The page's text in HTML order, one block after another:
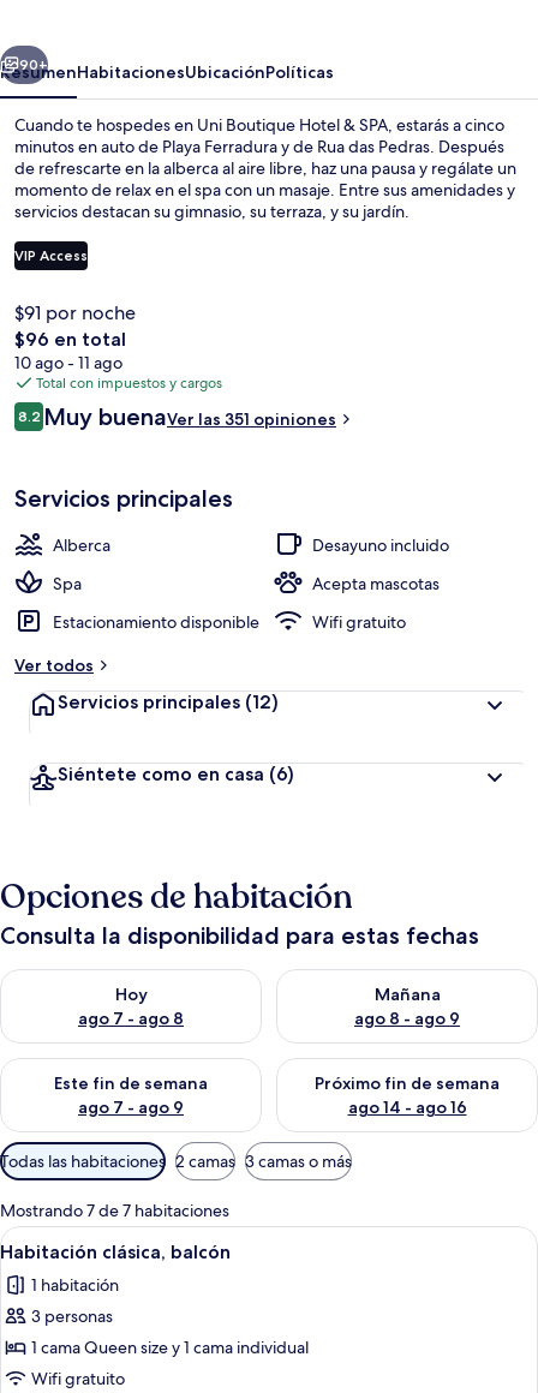
SPA
Siguiente
90+
ResumenHabitacionesUbicaciónPolíticas
Cuando te hospedes en Uni Boutique Hotel & SPA, estarás a cinco
minutos en auto de Playa Ferradura y de Rua das Pedras. Después
de refrescarte en la alberca al aire libre, haz una pausa y regálate un
momento de relax en el spa con un masaje. Entre sus amenidades y
servicios destacan su gimnasio, su terraza, y su jardín.
VIP Access
$91 por noche
El
precio
total
es
de
$96 en total
10 ago - 11 ago
Total con impuestos y cargos
Opiniones
8.28.2 de 10,
Muy buenaVer las 351 opiniones
Servicios principales
Alberca
Desayuno incluido
Spa
Acepta mascotas
Estacionamiento disponible
Wifi gratuito
Ver todos
Servicios principales (12)
Siéntete como en casa (6)
Opciones de habitación
Consulta la disponibilidad para estas fechas
Hoy
ago 7 - ago 8
Consulta la disponibilidad para hoy ago 7 - ago 8
Mañana
ago 8 - ago 9
Consulta la disponibilidad
Este fin de semana
ago 7 - ago 9
Consulta la disponibilidad para este fin de semana ago 7 -
Próximo fin de semana
ago 14 - ago 16
Consulta la disponibilidad
Filtros
disponibles
para
las
habitaciones
Todas las habitaciones 2 camas 3 camas o más
Mostrando 7 de 7 habitaciones
Abrir
todas
las
fotos
de
Habitación
Una habitación de hotel moderna
9
Habitación clásica, balcón
1 habitación
3 personas
1 cama Queen size y 1 cama individual
Wifi gratuito